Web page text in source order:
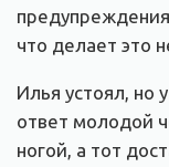
что делает это
Илья устоял, но
ответ молодой
ногой, а тот